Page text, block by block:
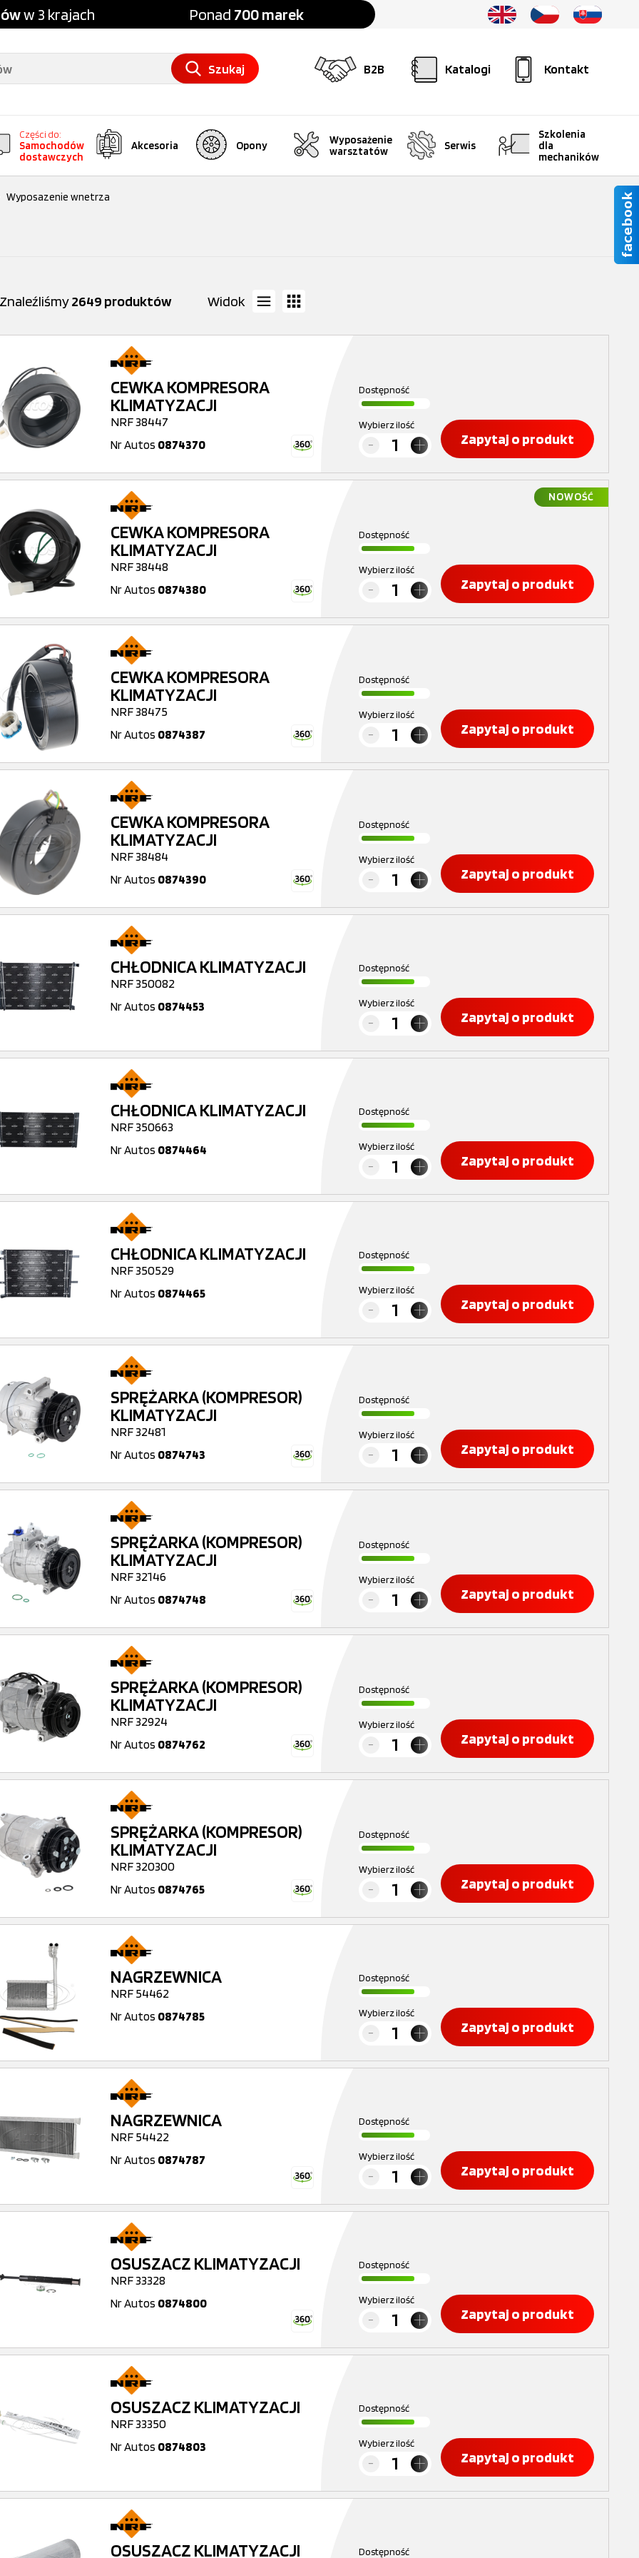
w 3 krajach Ponad 700 marek
B2B Katalogi Kontakt
Szukaj
Części do:
Samochodów
dostawczych
Akcesoria Opony
Wyposażenie
warsztatów
Serwis
Szkolenia
dla
mechaników
Wyposazenie wnetrza
Znaleźliśmy2649 produktów Widok
CEWKA KOMPRESORA
KLIMATYZACJI
NRF 38447
Nr Autos 0874370
Dostępność
Wybierz ilość
Zapytaj o produkt
NOWOŚĆ
CEWKA KOMPRESORA
KLIMATYZACJI
NRF 38448
Nr Autos 0874380
Dostępność
Wybierz ilość
Zapytaj o produkt
CEWKA KOMPRESORA
KLIMATYZACJI
NRF 38475
Nr Autos 0874387
Dostępność
Wybierz ilość
Zapytaj o produkt
CEWKA KOMPRESORA
KLIMATYZACJI
NRF 38484
Nr Autos 0874390
Dostępność
Wybierz ilość
Zapytaj o produkt
CHŁODNICA KLIMATYZACJI
NRF 350082
Nr Autos 0874453
Dostępność
Wybierz ilość
Zapytaj o produkt
CHŁODNICA KLIMATYZACJI
NRF 350663
Nr Autos 0874464
Dostępność
Wybierz ilość
Zapytaj o produkt
CHŁODNICA KLIMATYZACJI
NRF 350529
Nr Autos 0874465
Dostępność
Wybierz ilość
Zapytaj o produkt
SPRĘŻARKA (KOMPRESOR)
KLIMATYZACJI
NRF 32481
Nr Autos 0874743
Dostępność
Wybierz ilość
Zapytaj o produkt
SPRĘŻARKA (KOMPRESOR)
KLIMATYZACJI
NRF 32146
Nr Autos 0874748
Dostępność
Wybierz ilość
Zapytaj o produkt
SPRĘŻARKA (KOMPRESOR)
KLIMATYZACJI
NRF 32924
Nr Autos 0874762
Dostępność
Wybierz ilość
Zapytaj o produkt
SPRĘŻARKA (KOMPRESOR)
KLIMATYZACJI
NRF 320300
Nr Autos 0874765
Dostępność
Wybierz ilość
Zapytaj o produkt
NAGRZEWNICA
NRF 54462
Nr Autos 0874785
Dostępność
Wybierz ilość
Zapytaj o produkt
NAGRZEWNICA
NRF 54422
Nr Autos 0874787
Dostępność
Wybierz ilość
Zapytaj o produkt
OSUSZACZ KLIMATYZACJI
NRF 33328
Nr Autos 0874800
Dostępność
Wybierz ilość
Zapytaj o produkt
OSUSZACZ KLIMATYZACJI
NRF 33350
Nr Autos 0874803
Dostępność
Wybierz ilość
Zapytaj o produkt
OSUSZACZ KLIMATYZACJI Dostępność